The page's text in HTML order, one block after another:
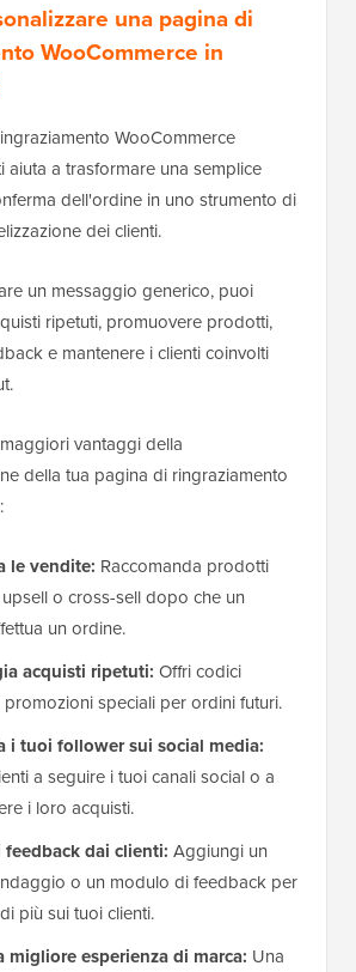
una pagina di
WooCommerce in
WooCommerce
aiuta a trasformare una semplice
dell'ordine in uno strumento di
dei clienti.
un messaggio generico, puoi
ripetuti, promuovere prodotti,
e mantenere i clienti coinvolti
vantaggi della
della tua pagina di ringraziamento
le vendite: Raccomanda prodotti
o cross-sell dopo che un
un ordine.
acquisti ripetuti: Offri codici
speciali per ordini futuri.
i tuoi follower sui social media:
a seguire i tuoi canali social o a
i loro acquisti.
feedback dai clienti: Aggiungi un
o un modulo di feedback per
più sui tuoi clienti.
migliore esperienza di marca: Una